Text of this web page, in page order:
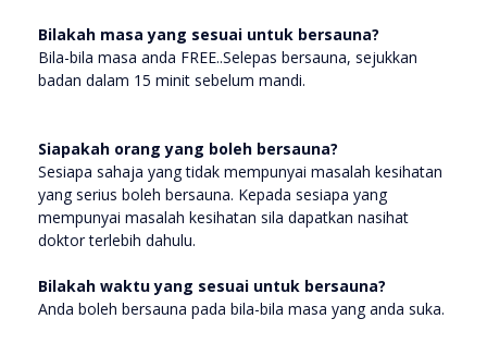
Bilakah masa yang sesuai untuk bersauna?
Bila-bila masa anda FREE..Selepas bersauna, sejukkan
badan dalam 15 minit sebelum mandi.
Siapakah orang yang boleh bersauna?
Sesiapa sahaja yang tidak mempunyai masalah kesihatan
yang serius boleh bersauna. Kepada sesiapa yang
mempunyai masalah kesihatan sila dapatkan nasihat
doktor terlebih dahulu.
Bilakah waktu yang sesuai untuk bersauna?
Anda boleh bersauna pada bila-bila masa yang anda suka.